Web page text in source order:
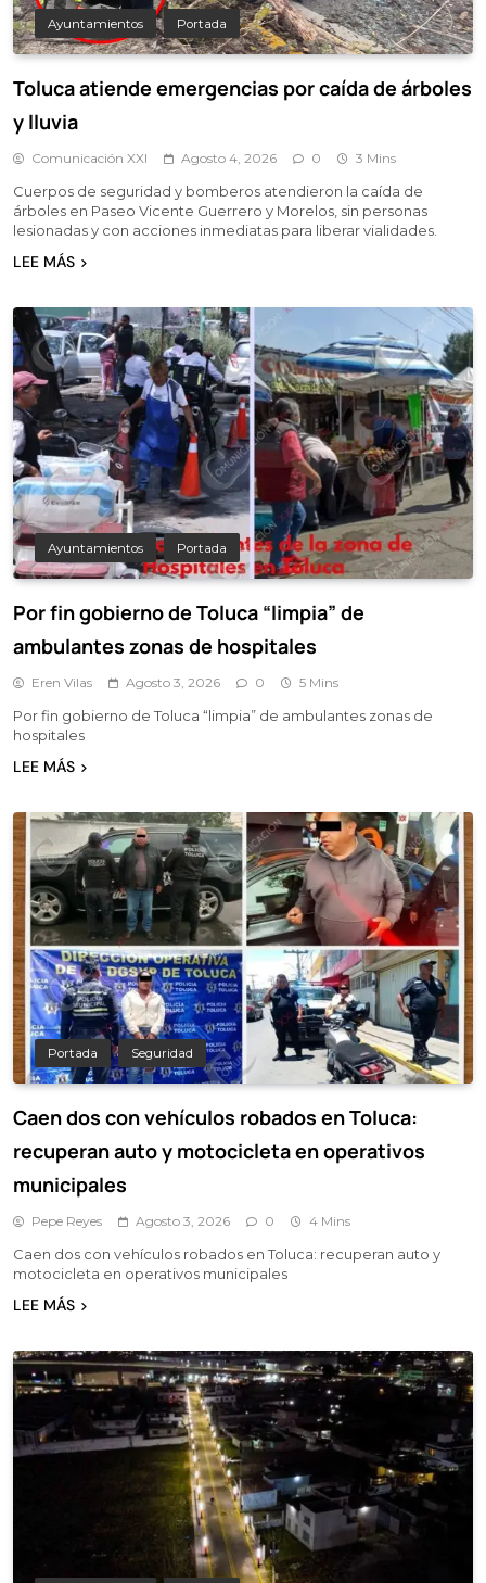
Ayuntamientos Portada
Toluca atiende emergencias por caída de árboles
y lluvia
Comunicación XXI Agosto 4, 2026 0 3 Mins
Cuerpos de seguridad y bomberos atendieron la caída de
árboles en Paseo Vicente Guerrero y Morelos, sin personas
lesionadas y con acciones inmediatas para liberar vialidades.
LEE MÁS
Ayuntamientos Portada
Por fin gobierno de Toluca “limpia” de
ambulantes zonas de hospitales
Eren Vilas Agosto 3, 2026 0 5 Mins
Por fin gobierno de Toluca “limpia” de ambulantes zonas de
hospitales
LEE MÁS
Portada Seguridad
Caen dos con vehículos robados en Toluca:
recuperan auto y motocicleta en operativos
municipales
Pepe Reyes Agosto 3, 2026 0 4 Mins
Caen dos con vehículos robados en Toluca: recuperan auto y
motocicleta en operativos municipales
LEE MÁS